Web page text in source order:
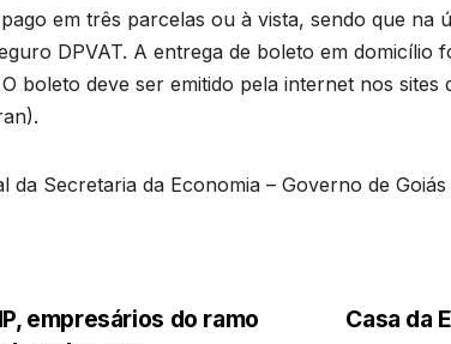
em três parcelas ou à vista, sendo que na
DPVAT. A entrega de boleto em domicílio
boleto deve ser emitido pela internet nos sites
da Secretaria da Economia – Governo de Goiás
Casa da
empresários do ramo